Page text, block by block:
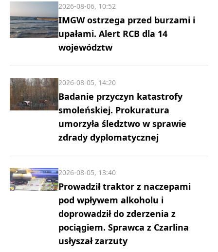
IMGW ostrzega przed burzami i
upałami. Alert RCB dla 14
województw
2026-08-06, 10:52
Badanie przyczyn katastrofy
smoleńskiej. Prokuratura
umorzyła śledztwo w sprawie
zdrady dyplomatycznej
2026-08-05, 14:20
Prowadził traktor z naczepami
pod wpływem alkoholu i
doprowadził do zderzenia z
pociągiem. Sprawca z Czarlina
usłyszał zarzuty
2026-08-05, 13:40